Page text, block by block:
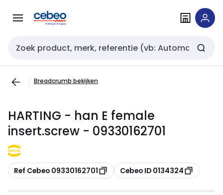
naar
naar
Zoekveld invoer
Breadcrumb bekijken
HARTING - han E female
insert.screw - 09330162701
Kopiëren
Ref Cebeo 09330162701 Kopiëren
Cebeo ID 0134324